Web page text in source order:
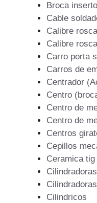
Broca
Cable
Calibre
Calibre
Carro porta
Carros de
Centrador
Centro
Centro de
Centro de
Centros
Cepillos
Ceramica tig
Cilindricos